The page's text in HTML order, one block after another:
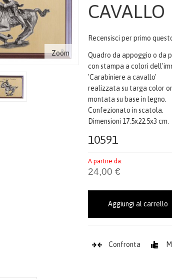
Zoom
CAVALLO
Recensisci per primo
Quadro da appoggio o da
con stampa a colori
'Carabiniere a cavallo'
realizzata su targa color
montata su base in legno.
Confezionato in scatola.
Dimensioni 17.5x22.5x3 cm.
10591
A partire da:
24,00 €
Aggiungi al carrello
Confronta